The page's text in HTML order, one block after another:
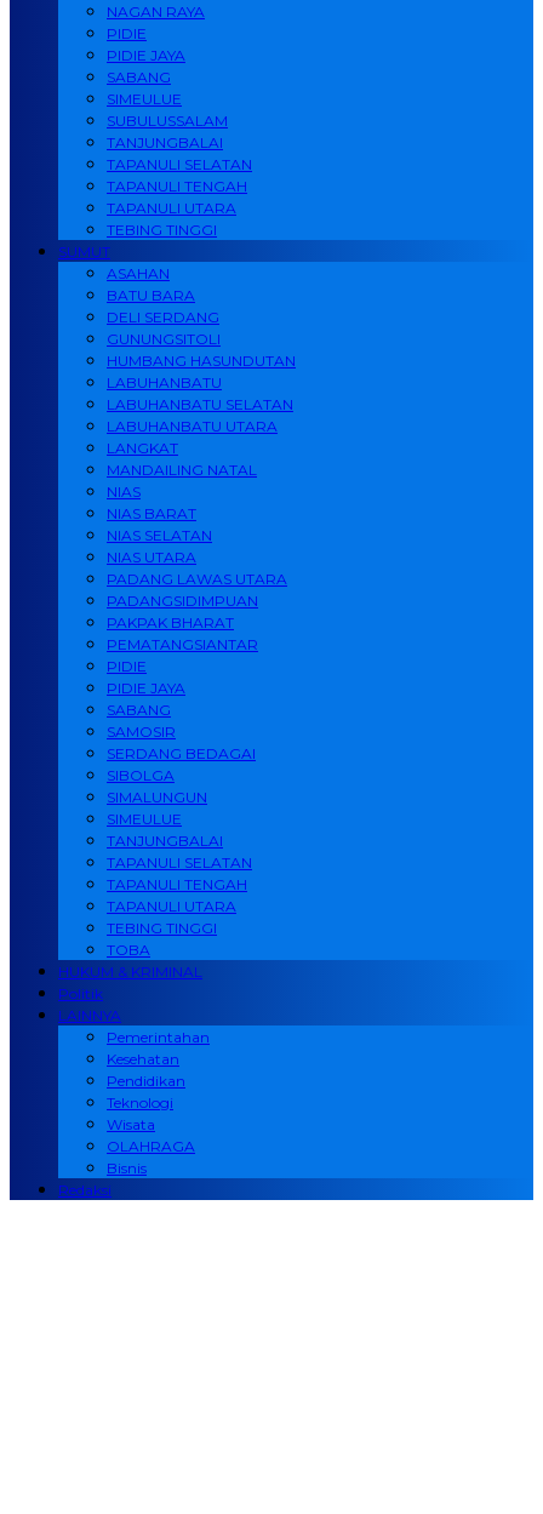
NAGAN RAYA
PIDIE
PIDIE JAYA
SABANG
SIMEULUE
SUBULUSSALAM
TANJUNGBALAI
TAPANULI SELATAN
TAPANULI TENGAH
TAPANULI UTARA
TEBING TINGGI
SUMUT
ASAHAN
BATU BARA
DELI SERDANG
GUNUNGSITOLI
HUMBANG HASUNDUTAN
LABUHANBATU
LABUHANBATU SELATAN
LABUHANBATU UTARA
LANGKAT
MANDAILING NATAL
NIAS
NIAS BARAT
NIAS SELATAN
NIAS UTARA
PADANG LAWAS UTARA
PADANGSIDIMPUAN
PAKPAK BHARAT
PEMATANGSIANTAR
PIDIE
PIDIE JAYA
SABANG
SAMOSIR
SERDANG BEDAGAI
SIBOLGA
SIMALUNGUN
SIMEULUE
TANJUNGBALAI
TAPANULI SELATAN
TAPANULI TENGAH
TAPANULI UTARA
TEBING TINGGI
TOBA
HUKUM & KRIMINAL
Politik
LAINNYA
Pemerintahan
Kesehatan
Pendidikan
Teknologi
Wisata
OLAHRAGA
Bisnis
Redaksi